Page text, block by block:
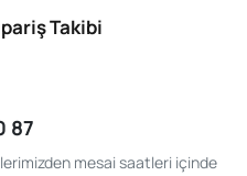
Takibi
87
mesai saatleri içinde